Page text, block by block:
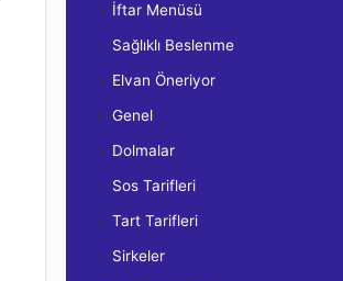
İftar Menüsü
Sağlıklı Beslenme
Elvan Öneriyor
Genel
Dolmalar
Sos Tarifleri
Tart Tarifleri
Sirkeler